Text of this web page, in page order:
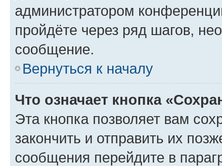
администратором
пройдёте через ряд шагов,
сообщение.
Вернуться к началу
Что означает кнопка
Эта кнопка позволяет вам
закончить и отправить их
сообщения перейдите в